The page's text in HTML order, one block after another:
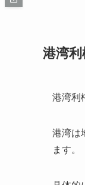
港湾
港湾利
港湾は
ます。